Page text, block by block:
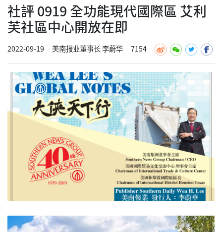
社評 0919 全功能現代國際區 艾利
芙社區中心開放在即
2022-09-19 美南报业董事长 李蔚华 7154